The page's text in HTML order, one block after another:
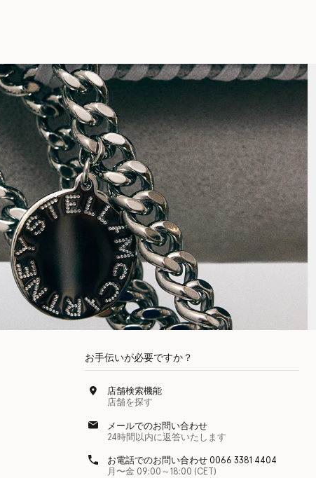
お手伝いが必要ですか？
店舗検索機能
店舗を探す
メールでのお問い合わせ
24時間以内に返答いたします
お電話でのお問い合わせ 0066 3381 4404
月〜金 09:00～18:00 (CET)